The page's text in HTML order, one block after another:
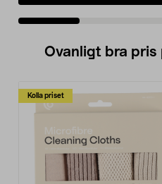
Ovanligt bra pris
Kolla priset